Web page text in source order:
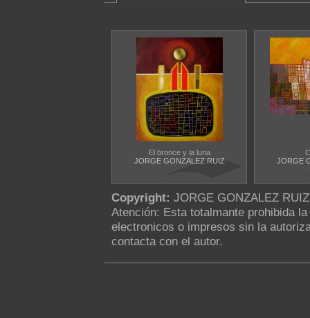
El bronce y la luna
JORGE GONZALEZ RUIZ
JORGE
Copyright: JORGE GONZALEZ
Atención: Esta totalmante prohibida
electronicos o impresos sin la
contacta con el autor.